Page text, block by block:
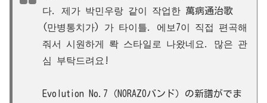
다. 제가 박민우랑 같이 작업한 萬病通治歌
(만병통치가) 가 타이틀. 에보7이 직접 편곡해
줘서 시원하게 롹 스타일로 나왔네요. 많은 관
심 부탁드려요!
Evolution No.7（NORAZOバンド）の新譜がでま